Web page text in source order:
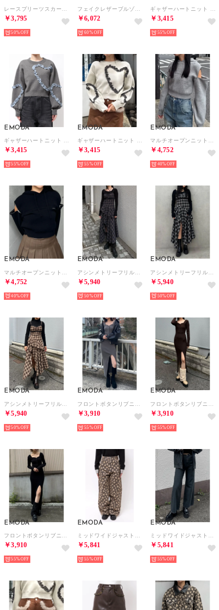
￥3,795
50%
￥6,072
60%
￥3,415
55%
EMODA
￥3,415
55%
EMODA
￥3,415
55%
EMODA
￥4,752
40%
EMODA
￥4,752
40%
EMODA
￥5,940
50%
EMODA
￥5,940
50%
EMODA
￥5,940
50%
EMODA
￥3,910
55%
EMODA
￥3,910
55%
EMODA
￥3,910
55%
EMODA
￥5,841
55%
EMODA
￥5,841
55%